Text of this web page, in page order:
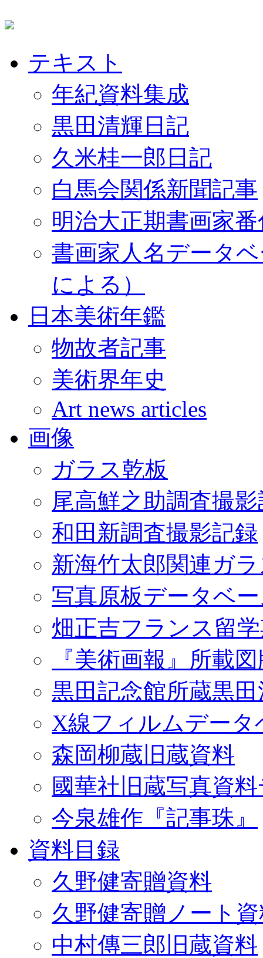
テキスト
年紀資料集成
黒田清輝日記
久米桂一郎日記
白馬会関係新聞記事
明治大正期書画家
書画家人名データ
による）
日本美術年鑑
物故者記事
美術界年史
Art news articles
画像
ガラス乾板
尾高鮮之助調査撮
和田新調査撮影記録
新海竹太郎関連ガ
写真原板データベ
畑正吉フランス留
『美術画報』所載
黒田記念館所蔵黒
X線フィルムデータ
森岡柳蔵旧蔵資料
國華社旧蔵写真資
今泉雄作『記事珠』
資料目録
久野健寄贈資料
久野健寄贈ノート
中村傳三郎旧蔵資料